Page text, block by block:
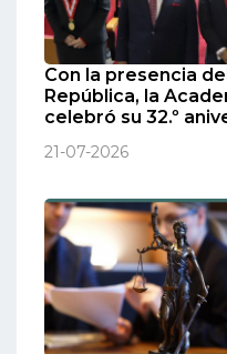
Con la presencia
República, la
celebró su 32.º
21-07-2026